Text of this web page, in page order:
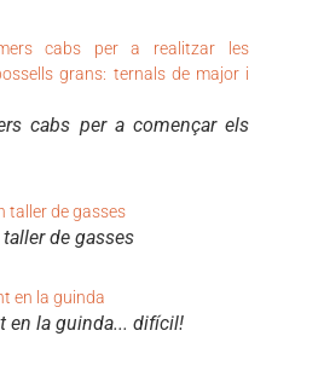
cabs per a començar els
de gasses
en la guinda... difícil!